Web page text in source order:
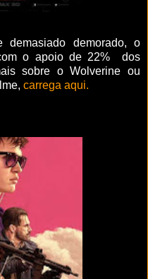
demasiado demorado, o
o apoio de 22% dos
sobre o Wolverine ou
carrega aqui.